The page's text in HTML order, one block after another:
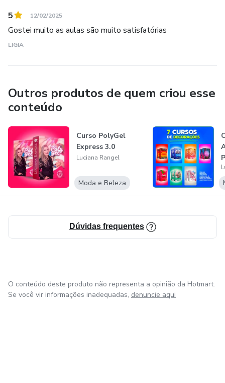
5 12/02/2025
Gostei muito as aulas são muito satisfatórias
LIGIA
Outros produtos de quem criou esse
conteúdo
Curso PolyGel
Express 3.0
Luciana Rangel
Moda e Beleza
Dúvidas frequentes
O conteúdo deste produto não representa a opinião da Hotmart.
Se você vir informações inadequadas, denuncie aqui